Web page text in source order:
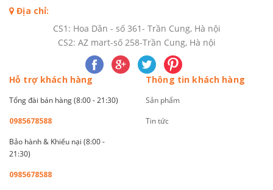
Địa chỉ:
CS1: Hoa Dân - số 361- Trần Cung, Hà nội
CS2: AZ mart-số 258-Trần Cung, Hà nội
Hỗ trợ khách hàng
Tổng đài bán hàng (8:00 - 21:30)
0985678588
Bảo hành & Khiếu nại (8:00 -
21:30)
0985678588
Thông tin khách hàng
Sản phẩm
Tin tức